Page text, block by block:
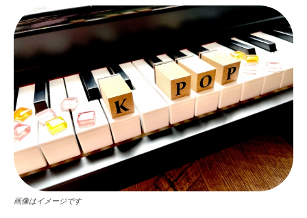
画像はイメージです